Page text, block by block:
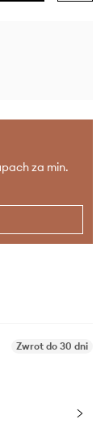
za min.
Zwrot do 30 dni